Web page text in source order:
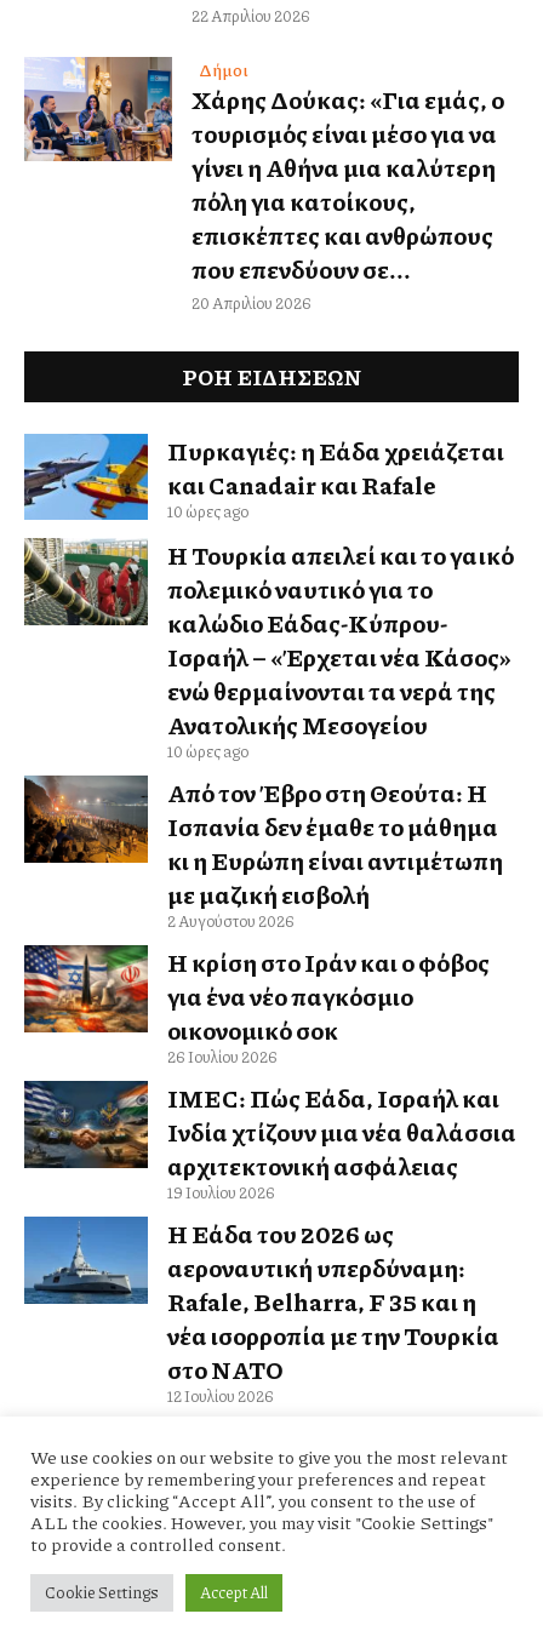
22 Απριλίου 2026
Δήμοι
Χάρης Δούκας: «Για εμάς, ο
τουρισμός είναι μέσο για να
γίνει η Αθήνα μια καλύτερη
πόλη για κατοίκους,
επισκέπτες και ανθρώπους
που επενδύουν σε...
20 Απριλίου 2026
ΡΟΗ ΕΙΔΉΣΕΩΝ
Πυρκαγιές: η Ελλάδα χρειάζεται
και Canadair και Rafale
10 ώρες ago
Η Τουρκία απειλεί και το γαλλικό
πολεμικό ναυτικό για το
καλώδιο Ελλάδας-Κύπρου-
Ισραήλ – «Έρχεται νέα Κάσος»
ενώ θερμαίνονται τα νερά της
Ανατολικής Μεσογείου
10 ώρες ago
Από τον Έβρο στη Θεούτα: Η
Ισπανία δεν έμαθε το μάθημα
κι η Ευρώπη είναι αντιμέτωπη
με μαζική εισβολή
2 Αυγούστου 2026
Η κρίση στο Ιράν και ο φόβος
για ένα νέο παγκόσμιο
οικονομικό σοκ
26 Ιουλίου 2026
IMEC: Πώς Ελλάδα, Ισραήλ και
Ινδία χτίζουν μια νέα θαλάσσια
αρχιτεκτονική ασφάλειας
19 Ιουλίου 2026
Η Ελλάδα του 2026 ως
αεροναυτική υπερδύναμη:
Rafale, Belharra, F 35 και η
νέα ισορροπία με την Τουρκία
στο ΝΑΤΟ
12 Ιουλίου 2026
φαινόμενο που απαγορεύτηκε
από τη Γερμανία και
«εκτοξεύτηκε» από τον Μασκ –
Όταν η πολιτική ορθότητα
λογοκρίνει την 7η τέχνη
We use cookies on our website to give you the most relevant
experience by remembering your preferences and repeat
visits. By clicking “Accept All”, you consent to the use of
ALL the cookies. However, you may visit "Cookie Settings"
to provide a controlled consent.
Cookie Settings Accept All